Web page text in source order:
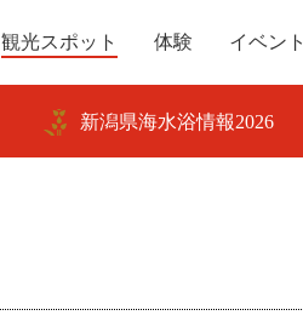
観光スポット 体験 イベント
新潟県海水浴情報2026